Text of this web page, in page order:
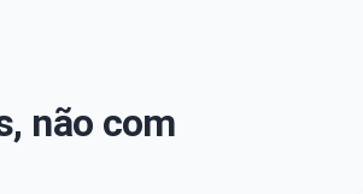
não com